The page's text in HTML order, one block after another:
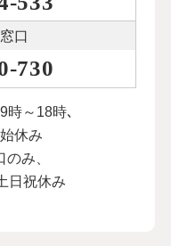
口
730
時～18時､
休み
み、
日祝休み